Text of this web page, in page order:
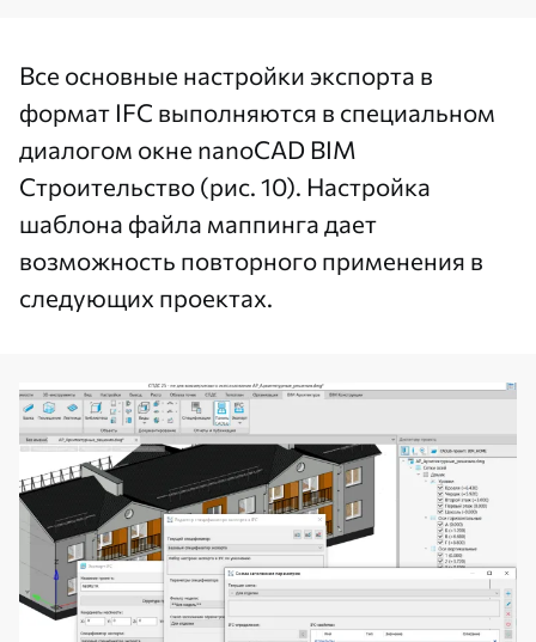
Все основные настройки экспорта в
формат IFC выполняются в специальном
диалогом окне nanoCAD BIM
Строительство (рис. 10). Настройка
шаблона файла маппинга дает
возможность повторного применения в
следующих проектах.